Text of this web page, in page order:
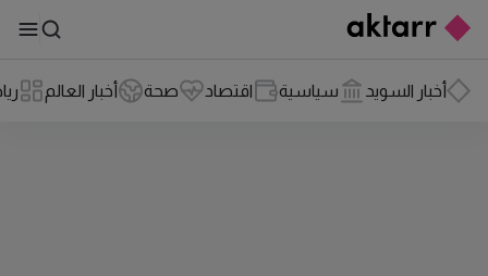
أخبار السويد سياسية اقتصاد صحة أخبار العالم